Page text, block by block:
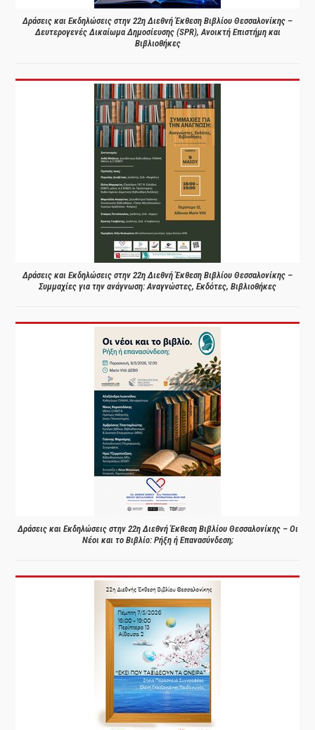
Δράσεις και Εκδηλώσεις στην 22η Διεθνή Έκθεση Βιβλίου Θεσσαλονίκης –
Δευτερογενές Δικαίωμα Δημοσίευσης (SPR), Ανοικτή Επιστήμη και
Βιβλιοθήκες
Δράσεις και Εκδηλώσεις στην 22η Διεθνή Έκθεση Βιβλίου Θεσσαλονίκης –
Συμμαχίες για την ανάγνωση: Αναγνώστες, Εκδότες, Βιβλιοθήκες
Δράσεις και Εκδηλώσεις στην 22η Διεθνή Έκθεση Βιβλίου Θεσσαλονίκης – Οι
Νέοι και το Βιβλίο: Ρήξη ή Επανασύνδεση;